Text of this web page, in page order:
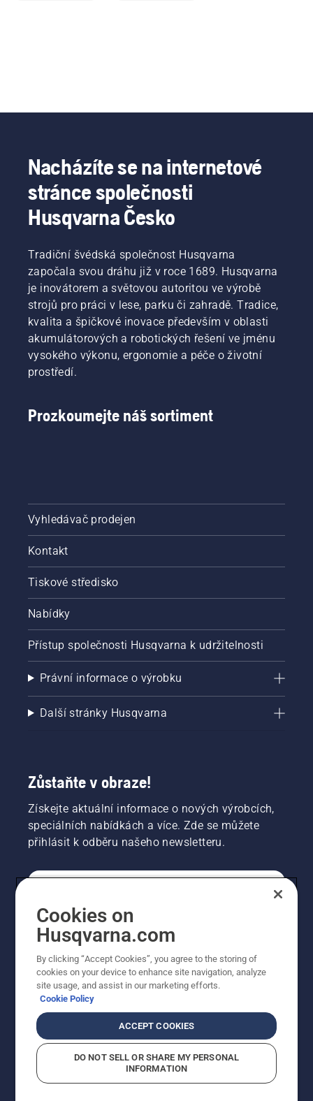
Nacházíte se na internetové
stránce společnosti
Husqvarna Česko
Tradiční švédská společnost Husqvarna
započala svou dráhu již v roce 1689. Husqvarna
je inovátorem a světovou autoritou ve výrobě
strojů pro práci v lese, parku či zahradě. Tradice,
kvalita a špičkové inovace především v oblasti
akumulátorových a robotických řešení ve jménu
vysokého výkonu, ergonomie a péče o životní
prostředí.
Prozkoumejte náš sortiment
Vyhledávač prodejen
Kontakt
Tiskové středisko
Nabídky
Přístup společnosti Husqvarna k udržitelnosti
Právní informace o výrobku
Další stránky Husqvarna
Zůstaňte v obraze!
Získejte aktuální informace o nových výrobcích,
speciálních nabídkách a více. Zde se můžete
přihlásit k odběru našeho newsletteru.
PROFESIONÁLNÍ
Cookies on
Husqvarna.com
By clicking “Accept Cookies”, you agree to the storing of
cookies on your device to enhance site navigation, analyze
site usage, and assist in our marketing efforts.
Cookie Policy
ACCEPT COOKIES
DO NOT SELL OR SHARE MY PERSONAL
INFORMATION